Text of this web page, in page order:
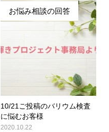
お悩み相談の回答
10/21ご投稿のバリウム検査
に悩むお客様
2020.10.22